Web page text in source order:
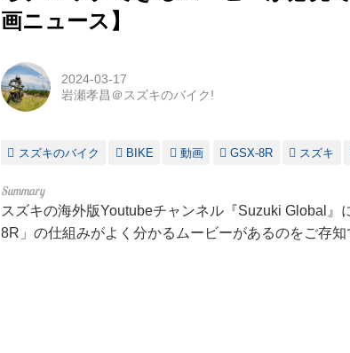
画ニュース】
2024-03-17
岩瀬孝昌＠スズキのバイク!
スズキのバイク BIKE 動画 GSX-8R スズキ
スズキの海外版Youtubeチャンネル『Suzuki Global
8R」の仕組みがよく分かるムービーがあるのをご存知